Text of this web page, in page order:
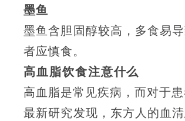
墨鱼
墨鱼含胆固醇较高，多食易
者应慎食。
高血脂饮食注意什么
高血脂是常见疾病，而对于
最新研究发现，东方人的血